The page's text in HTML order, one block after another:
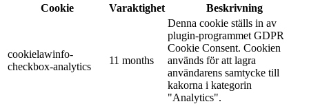
Cookie
Varaktighet Beskrivning
cookielawinfo-
checkbox-analytics
11 months
Denna cookie ställs in av
plugin-programmet GDPR
Cookie Consent. Cookien
används för att lagra
användarens samtycke till
kakorna i kategorin
"Analytics".